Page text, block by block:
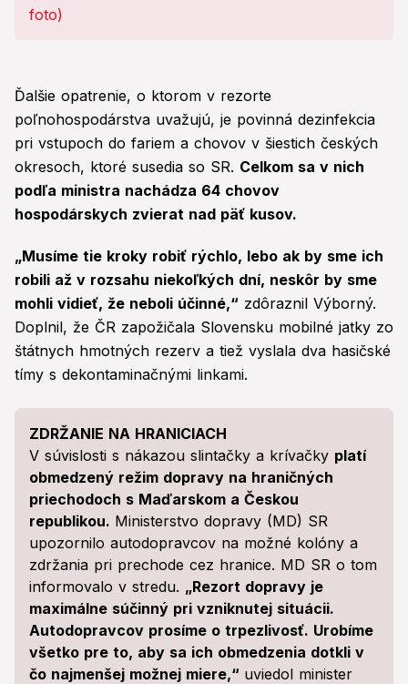
Ďalšie opatrenie, o ktorom v rezorte
poľnohospodárstva uvažujú, je povinná dezinfekcia
pri vstupoch do fariem a chovov v šiestich českých
okresoch, ktoré susedia so SR. Celkom sa v nich
podľa ministra nachádza 64 chovov
hospodárskych zvierat nad päť kusov.
„Musíme tie kroky robiť rýchlo, lebo ak by sme ich
robili až v rozsahu niekoľkých dní, neskôr by sme
mohli vidieť, že neboli účinné,“ zdôraznil Výborný.
Doplnil, že ČR zapožičala Slovensku mobilné jatky zo
štátnych hmotných rezerv a tiež vyslala dva hasičské
tímy s dekontaminačnými linkami.
ZDRŽANIE NA HRANICIACH
V súvislosti s nákazou slintačky a krívačky platí
obmedzený režim dopravy na hraničných
priechodoch s Maďarskom a Českou
republikou. Ministerstvo dopravy (MD) SR
upozornilo autodopravcov na možné kolóny a
zdržania pri prechode cez hranice. MD SR o tom
informovalo v stredu. „Rezort dopravy je
maximálne súčinný pri vzniknutej situácii.
Autodopravcov prosíme o trpezlivosť. Urobíme
všetko pre to, aby sa ich obmedzenia dotkli v
čo najmenšej možnej miere,“ uviedol minister